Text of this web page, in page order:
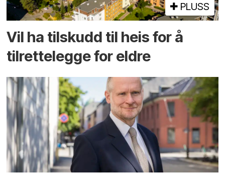
PLUSS
Vil ha tilskudd til heis for å
tilrettelegge for eldre